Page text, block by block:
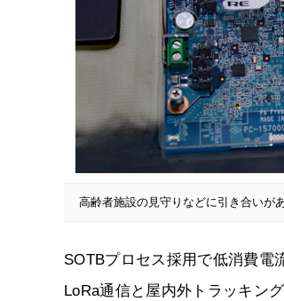
高齢者施設の見守りなどに引き合いが
SOTBプロセス採用で低消費電
LoRa通信と屋内外トラッキン